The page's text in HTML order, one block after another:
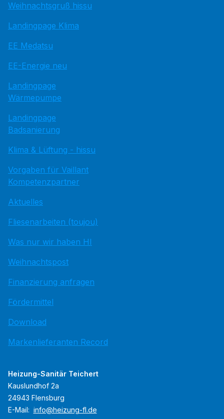
Weihnachtsgruß hissu
Landingpage Klima
EE Medatsu
EE-Energie neu
Landingpage
Wärmepumpe
Landingpage
Badsanierung
Klima & Lüftung - hissu
Vorgaben für Vaillant
Kompetenzpartner
Aktuelles
Fliesenarbeiten (toujou)
Was nur wir haben HI
Weihnachtspost
Finanzierung anfragen
Fördermittel
Download
Markenlieferanten Record
Heizung-Sanitär Teichert
Kauslundhof 2a
24943 Flensburg
E-Mail: info@heizung-fl.de